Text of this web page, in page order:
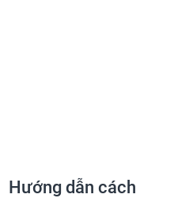
Hướng dẫn cách